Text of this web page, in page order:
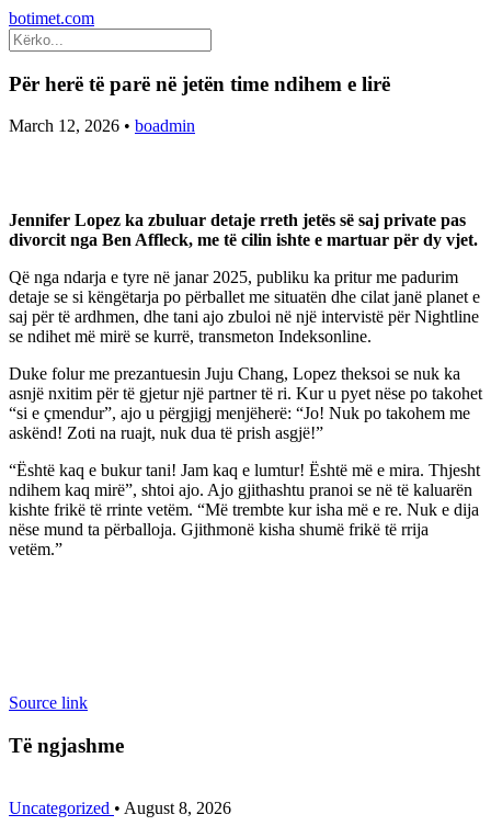
botimet.com
Për herë të parë në jetën time ndihem e lirë
March 12, 2026 • boadmin
Jennifer Lopez ka zbuluar detaje rreth jetës së saj private pas
divorcit nga Ben Affleck, me të cilin ishte e martuar për dy vjet.
Që nga ndarja e tyre në janar 2025, publiku ka pritur me padurim
detaje se si këngëtarja po përballet me situatën dhe cilat janë planet e
saj për të ardhmen, dhe tani ajo zbuloi në një intervistë për Nightline
se ndihet më mirë se kurrë, transmeton Indeksonline.
Duke folur me prezantuesin Juju Chang, Lopez theksoi se nuk ka
asnjë nxitim për të gjetur një partner të ri. Kur u pyet nëse po takohet
“si e çmendur”, ajo u përgjigj menjëherë: “Jo! Nuk po takohem me
askënd! Zoti na ruajt, nuk dua të prish asgjë!”
“Është kaq e bukur tani! Jam kaq e lumtur! Është më e mira. Thjesht
ndihem kaq mirë”, shtoi ajo. Ajo gjithashtu pranoi se në të kaluarën
kishte frikë të rrinte vetëm. “Më trembte kur isha më e re. Nuk e dija
nëse mund ta përballoja. Gjithmonë kisha shumë frikë të rrija
vetëm.”
Source link
Të ngjashme
Uncategorized • August 8, 2026